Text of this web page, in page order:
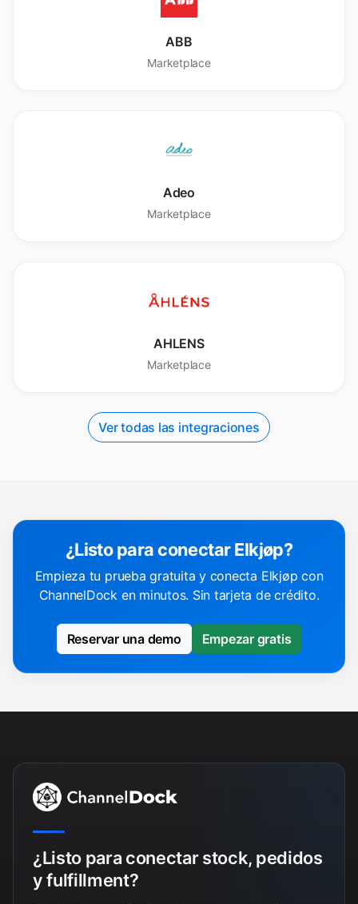
ABB
Marketplace
Adeo
Marketplace
AHLENS
Marketplace
Ver todas las integraciones
¿Listo para conectar Elkjøp?
Empieza tu prueba gratuita y conecta Elkjøp con
ChannelDock en minutos. Sin tarjeta de crédito.
Reservar una demo Empezar gratis
¿Listo para conectar stock, pedidos
y fulfillment?